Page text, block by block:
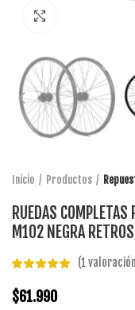
Inicio Productos
RUEDAS
M102 NEGRA
(1
$61.990